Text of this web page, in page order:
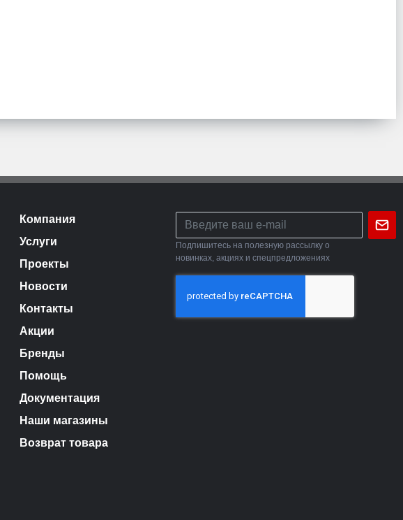
Компания
Услуги
Проекты
Новости
Контакты
Акции
Бренды
Помощь
Документация
Наши магазины
Возврат товара
Подпишитесь на полезную рассылку о
новинках, акциях и спецпредложениях